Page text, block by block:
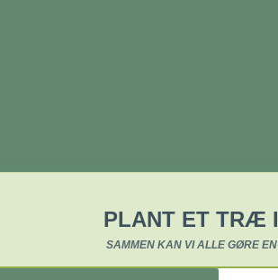
PLANT ET TRÆ
SAMMEN KAN VI ALLE GØRE